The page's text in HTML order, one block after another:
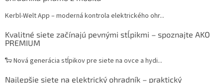
Kerbl-Welt App – moderná kontrola elektrického ohr...
Kvalitné siete začínajú pevnými stĺpikmi – spoznajte AKO
PREMIUM
🐑 Nová generácia stĺpikov pre siete na ovce a hydi...
Najlepšie siete na elektrický ohradník – praktický